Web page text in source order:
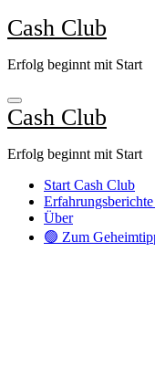
Zum
Inhalt
Cash Club
Erfolg beginnt mit Start
Cash Club
Erfolg beginnt mit Start
Start Cash Club
Über
🟢 Zum